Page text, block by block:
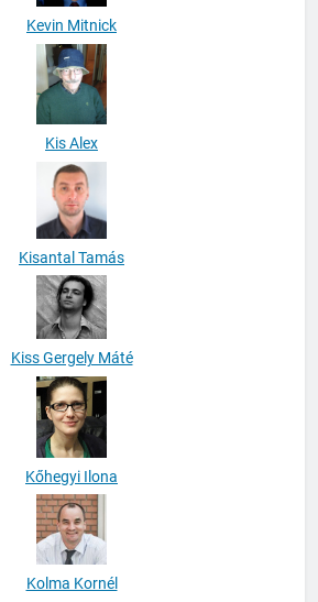
Kevin Mitnick
Kis Alex
Kisantal Tamás
Kiss Gergely Máté
Kőhegyi Ilona
Kolma Kornél